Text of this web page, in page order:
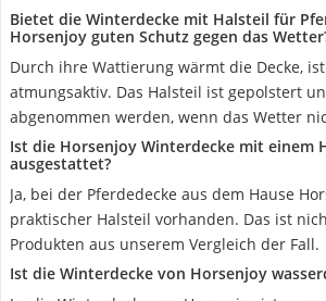
Bietet die Winterdecke mit Halsteil für
Horsenjoy guten Schutz gegen das
Durch ihre Wattierung wärmt die Decke,
atmungsaktiv. Das Halsteil ist gepolstert
abgenommen werden, wenn das Wetter
Ist die Horsenjoy Winterdecke mit einem
ausgestattet?
Ja, bei der Pferdedecke aus dem Hause
praktischer Halsteil vorhanden. Das ist
Produkten aus unserem Vergleich der Fall.
Ist die Winterdecke von Horsenjoy